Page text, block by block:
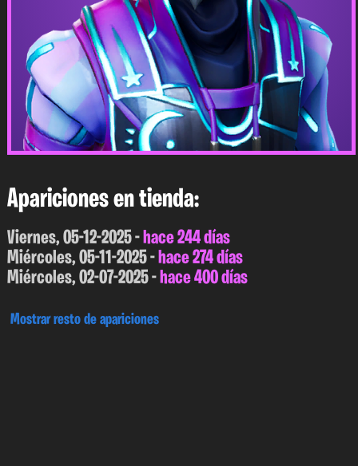
Apariciones en tienda:
Viernes, 05-12-2025 -hace 244 días
Miércoles, 05-11-2025 -hace 274 días
Miércoles, 02-07-2025 -hace 400 días
Mostrar resto de apariciones